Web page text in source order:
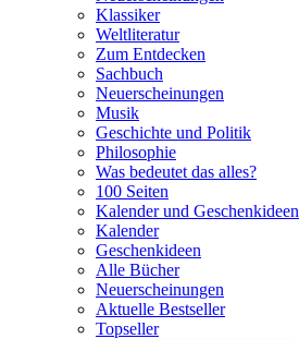
Klassiker
Weltliteratur
Zum Entdecken
Sachbuch
Neuerscheinungen
Musik
Geschichte und Politik
Philosophie
Was bedeutet das alles?
100 Seiten
Kalender und Geschenkideen
Kalender
Geschenkideen
Alle Bücher
Neuerscheinungen
Aktuelle Bestseller
Topseller